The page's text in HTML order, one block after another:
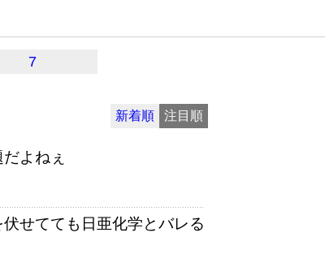
7
新着順 注目順
よねぇ
せてても日亜化学とバレる